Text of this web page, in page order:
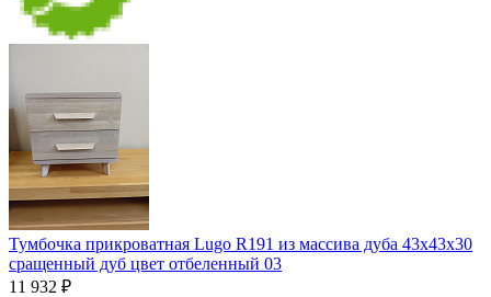
Тумбочка прикроватная Lugo R191 из массива дуба 43х43х30
сращенный дуб цвет отбеленный 03
11 932 ₽